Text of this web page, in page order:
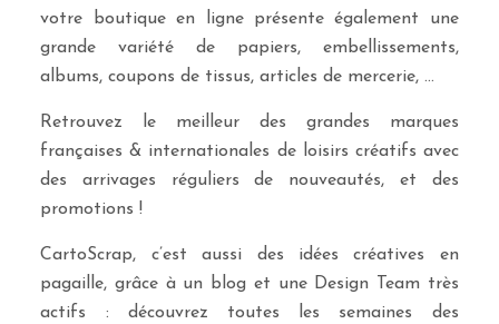
votre boutique en ligne présente également une
grande variété de papiers, embellissements,
albums, coupons de tissus, articles de mercerie, …
Retrouvez le meilleur des grandes marques
françaises & internationales de loisirs créatifs avec
des arrivages réguliers de nouveautés, et des
promotions !
CartoScrap, c’est aussi des idées créatives en
pagaille, grâce à un blog et une Design Team très
actifs : découvrez toutes les semaines des